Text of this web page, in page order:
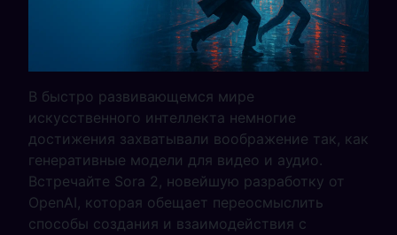
В быстро развивающемся мире
искусственного интеллекта немногие
достижения захватывали воображение так, как
генеративные модели для видео и аудио.
Встречайте Sora 2, новейшую разработку от
OpenAI, которая обещает переосмыслить
способы создания и взаимодействия с